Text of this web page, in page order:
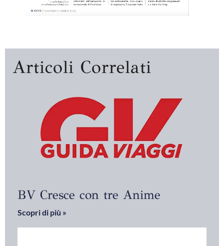
Articoli Correlati
BV Cresce con tre Anime
Scopri di più »